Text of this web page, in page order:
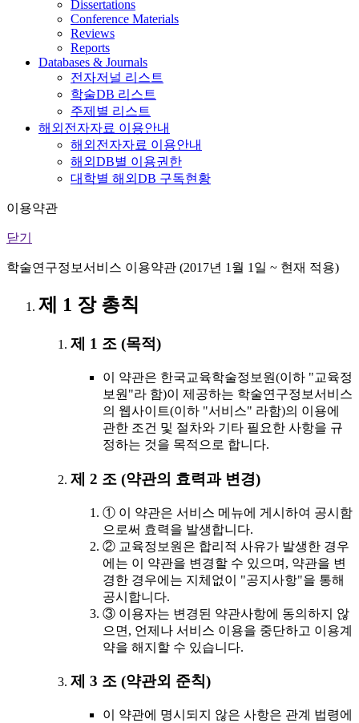
Dissertations
Conference Materials
Reviews
Reports
Databases & Journals
전자저널 리스트
학술DB 리스트
주제별 리스트
해외전자자료 이용안내
해외전자자료 이용안내
해외DB별 이용권한
대학별 해외DB 구독현황
이용약관
닫기
학술연구정보서비스 이용약관 (2017년 1월 1일 ~ 현재 적용)
제 1 장 총칙
제 1 조 (목적)
이 약관은 한국교육학술정보원(이하 "교육정
보원"라 함)이 제공하는 학술연구정보서비스
의 웹사이트(이하 "서비스" 라함)의 이용에
관한 조건 및 절차와 기타 필요한 사항을 규
정하는 것을 목적으로 합니다.
제 2 조 (약관의 효력과 변경)
① 이 약관은 서비스 메뉴에 게시하여 공시함
으로써 효력을 발생합니다.
② 교육정보원은 합리적 사유가 발생한 경우
에는 이 약관을 변경할 수 있으며, 약관을 변
경한 경우에는 지체없이 "공지사항"을 통해
공시합니다.
③ 이용자는 변경된 약관사항에 동의하지 않
으면, 언제나 서비스 이용을 중단하고 이용계
약을 해지할 수 있습니다.
제 3 조 (약관외 준칙)
이 약관에 명시되지 않은 사항은 관계 법령에